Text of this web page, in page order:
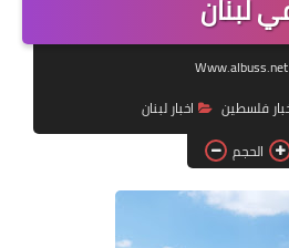
لك سيدتي
لبنان
Www.albuss.net
فلسطين
اخبار لبنان
الحجم